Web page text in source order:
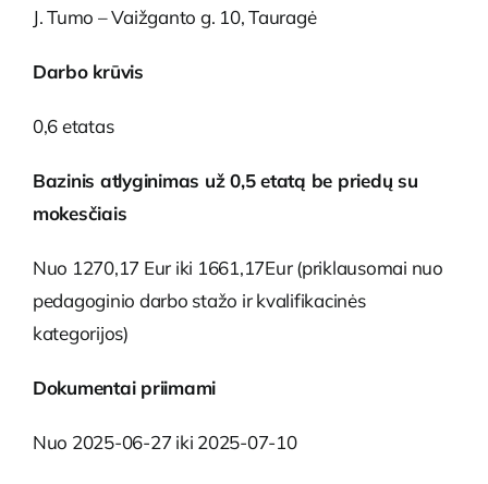
J. Tumo – Vaižganto g. 10, Tauragė
Darbo krūvis
0,6 etatas
Bazinis atlyginimas už 0,5 etatą be priedų su
mokesčiais
Nuo 1270,17 Eur iki 1661,17Eur (priklausomai nuo
pedagoginio darbo stažo ir kvalifikacinės
kategorijos)
Dokumentai priimami
Nuo 2025-06-27 iki 2025-07-10